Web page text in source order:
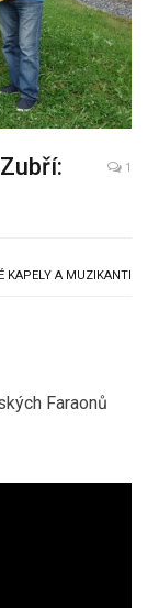
1
KAPELY A MUZIKANTI
Faraonů